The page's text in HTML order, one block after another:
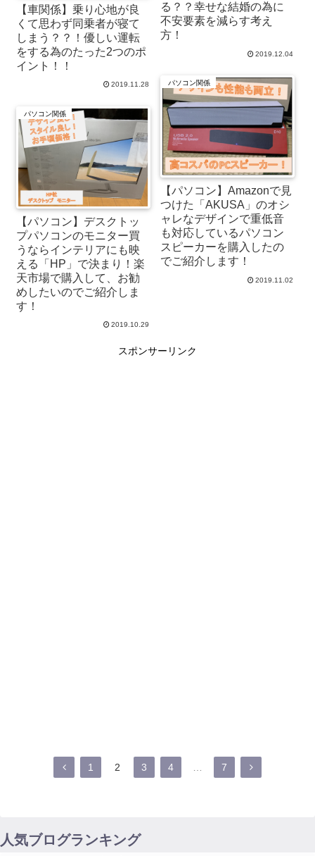
る？？幸せな結婚の為に
不安要素を減らす考え
方！
2019.12.04
【車関係】乗り心地が良
くて思わず同乗者が寝て
しまう？？！優しい運転
をする為のたった2つのポ
イント！！
2019.11.28 パソコン関係
【パソコン】Amazonで見
つけた「AKUSA」のオシ
ャレなデザインで重低音
も対応しているパソコン
スピーカーを購入したの
でご紹介します！
2019.11.02
パソコン関係
【パソコン】デスクトッ
プパソコンのモニター買
うならインテリアにも映
える「HP」で決まり！楽
天市場で購入して、お勧
めしたいのでご紹介しま
す！
2019.10.29
スポンサーリンク
前
1 2 3 4 7
次
人気ブログランキング